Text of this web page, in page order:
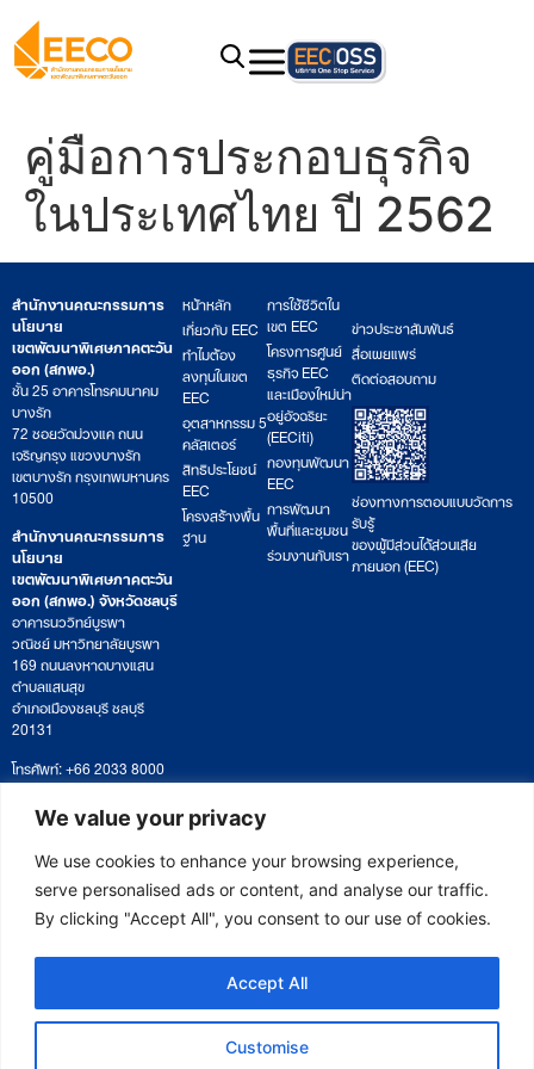
We value your privacy
We use cookies to enhance your browsing experience,
serve personalised ads or content, and analyse our traffic.
By clicking "Accept All", you consent to our use of cookies.
Customise
Accept All
คู่มือการประกอบธุรกิจ
ในประเทศไทย ปี 2562
สำนักงานคณะกรรมการ
นโยบาย
เขตพัฒนาพิเศษภาคตะวัน
ออก (สกพอ.)
ชั้น 25 อาคารโทรคมนาคม
บางรัก
72 ซอยวัดม่วงแค ถนน
เจริญกรุง แขวงบางรัก
เขตบางรัก กรุงเทพมหานคร
10500
สำนักงานคณะกรรมการ
นโยบาย
เขตพัฒนาพิเศษภาคตะวัน
ออก (สกพอ.) จังหวัดชลบุรี
อาคารนววิทย์บูรพา
วณิชย์ มหาวิทยาลัยบูรพา
169 ถนนลงหาดบางแสน
ตำบลแสนสุข
อำเภอเมืองชลบุรี ชลบุรี
20131
โทรศัพท์: +66 2033 8000
เวลาทำการ: จันทร์ – ศุกร์
09:00 – 17:00 น.
ติดตามหนังสือหรือยื่นเอกสาร
saraban@eeco.or.th
หน้าหลัก
เกี่ยวกับ EEC
ทำไมต้อง
ลงทุนในเขต
EEC
อุตสาหกรรม 5
คลัสเตอร์
สิทธิประโยชน์
EEC
โครงสร้างพื้น
ฐาน
การใช้ชีวิตใน
เขต EEC
โครงการศูนย์
ธุรกิจ EEC
และเมืองใหม่น่า
อยู่อัจฉริยะ
(EECiti)
กองทุนพัฒนา
EEC
การพัฒนา
พื้นที่และชุมชน
ร่วมงานกับเรา
ข่าวประชาสัมพันธ์
สื่อเผยแพร่
ติดต่อสอบถาม
ช่องทางการตอบแบบวัดการ
รับรู้
ของผู้มีส่วนได้ส่วนเสีย
ภายนอก (EEC)
Copyright © 2025 Eastern Economic Corridor Office (EECO)